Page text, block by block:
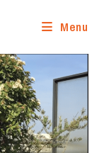
Menu